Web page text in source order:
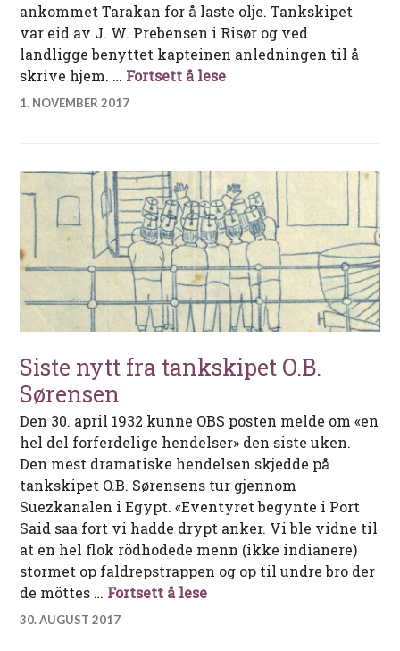
ankommet Tarakan for å laste olje. Tankskipet
var eid av J. W. Prebensen i Risør og ved
landligge benyttet kapteinen anledningen til å
skrive hjem. … Fortsett å leseTankfart i Østen i 1927
1. NOVEMBER 2017
Siste nytt fra tankskipet O.B.
Sørensen
Den 30. april 1932 kunne OBS posten melde om «en
hel del forferdelige hendelser» den siste uken.
Den mest dramatiske hendelsen skjedde på
tankskipet O.B. Sørensens tur gjennom
Suezkanalen i Egypt. «Eventyret begynte i Port
Said saa fort vi hadde drypt anker. Vi ble vidne til
at en hel flok rödhodede menn (ikke indianere)
stormet op faldrepstrappen og op til undre bro der
de möttes … Fortsett å leseSiste nytt fra tankskipet
30. AUGUST 2017